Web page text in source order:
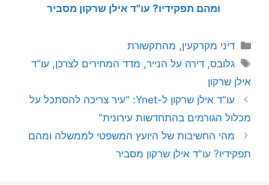
ומהם תפקידיו? עו"ד אילן שרקון מסביר
קטגוריות
דיני מקרקעין, מהתקשורת
תגיות
גלובס,דירה על הנייר, מדד המחירים לצרכן, עו"ד
אילן שרקון
עו"ד אילן שרקון ל-Ynet: "עיר צריכה להסתכל על
מכלול הגורמים בהתחדשות עירונית"
מהי החשיבות של היועץ המשפטי לממשלה ומהם
תפקידיו? עו"ד אילן שרקון מסביר